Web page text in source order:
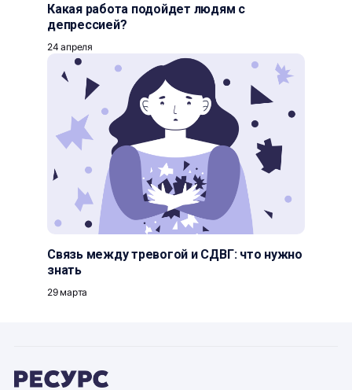
Какая работа подойдет людям с
депрессией?
24 апреля
Связь между тревогой и СДВГ: что нужно
знать
29 марта